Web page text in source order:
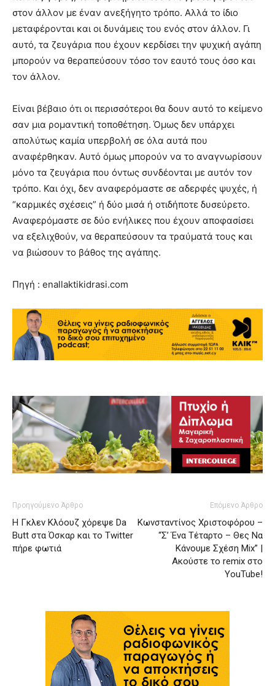
στον άλλον με έναν ανεξήγητο τρόπο. Αλλά το ίδιο
μεταφέρονται και οι δυνάμεις του ενός στον άλλον. Γι
αυτό, τα ζευγάρια που έχουν κερδίσει την ψυχική αγάπη
μπορούν να θεραπεύσουν τόσο τον εαυτό τους όσο και
τον άλλον.
Είναι βέβαιο ότι οι περισσότεροι θα δουν αυτό το κείμενο
σαν μια ρομαντική τοποθέτηση. Όμως δεν υπάρχει
απολύτως καμία υπερβολή σε όλα αυτά που
αναφέρθηκαν. Αυτό όμως μπορούν να το αναγνωρίσουν
μόνο τα ζευγάρια που όντως συνδέονται με αυτόν τον
τρόπο. Και όχι, δεν αναφερόμαστε σε αδερφές ψυχές, ή
“καρμικές σχέσεις” ή δύο μισά ή οτιδήποτε δυσεύρετο.
Αναφερόμαστε σε δύο ενήλικες που έχουν αποφασίσει
να εξελιχθούν, να θεραπεύσουν τα τραύματά τους και
να βιώσουν το βάθος της αγάπης.
Πηγή : enallaktikidrasi.com
Προηγούμενο Άρθρο
Η Γκλεν Κλόουζ χόρεψε Da
Butt στα Όσκαρ και το Twitter
πήρε φωτιά
Επόμενο Άρθρο
Κωνσταντίνος Χριστοφόρου –
“Σ’ Ένα Τέταρτο – Θες Να
Κάνουμε Σχέση Mix” |
Ακούστε το remix στο
YouTube!